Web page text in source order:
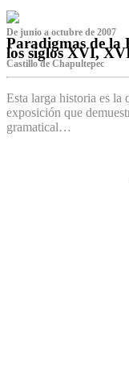
De junio a octubre de 2007
Paradigmas de la
los siglos XVI,
Castillo de Chapultepec
Esta larga historia es la
exposición que
gramatical…